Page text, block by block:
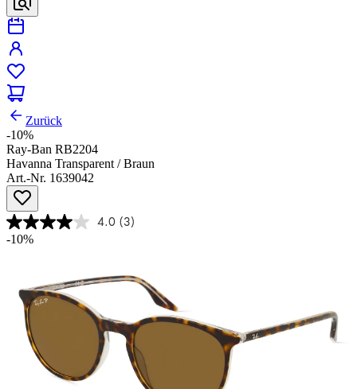
Zurück
-10%
Ray-Ban RB2204
Havanna Transparent / Braun
Art.-Nr. 1639042
4.0 (3)
-10%